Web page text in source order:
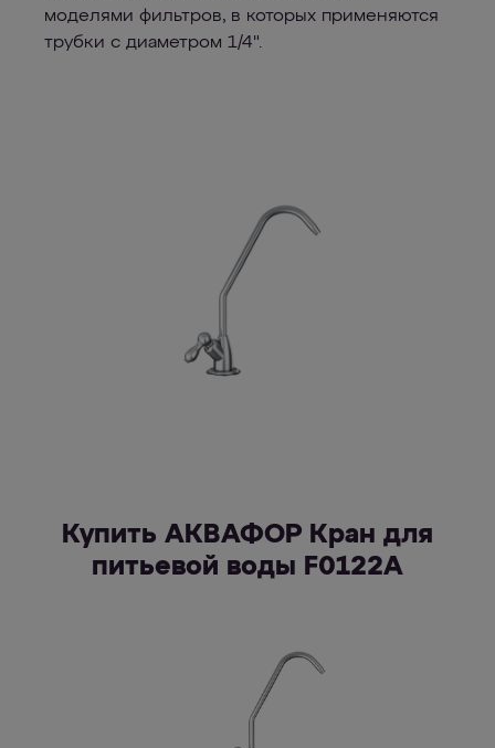
моделями фильтров, в которых применяются
трубки с диаметром 1/4".
Купить АКВАФОР Кран для
питьевой воды F0122A